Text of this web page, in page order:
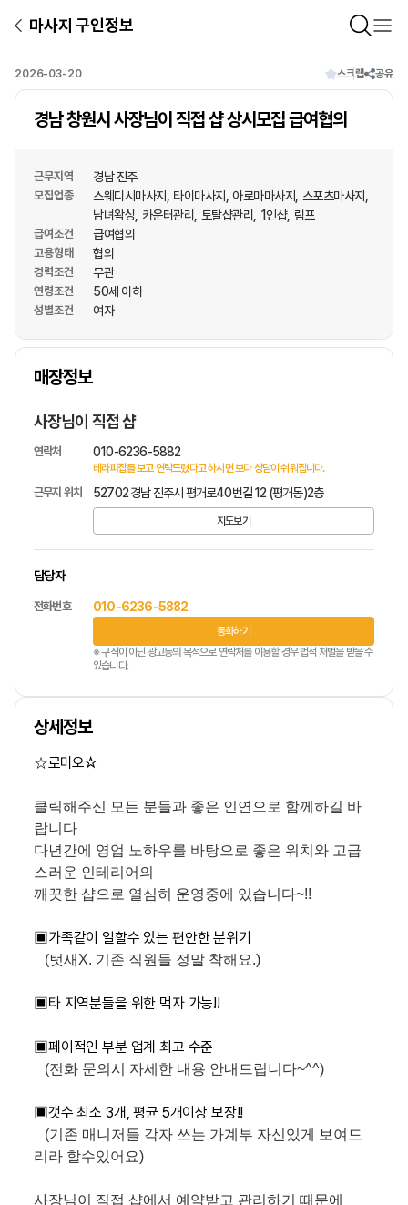
마사지 구인정보
2026-03-20 스크랩 공유
경남 창원시 사장님이 직접 샵 상시모집 급여협의
근무지역 경남 진주
모집업종 스웨디시마사지 타이마사지 아로마마사지
스포츠마사지
남녀왁싱 카운터관리 토탈샵관리 1인샵 림프
급여조건 급여협의
고용형태 협의
경력조건 무관
연령조건 50세 이하
성별조건 여자
매장정보
상호명
사장님이 직접 샵
연락처 010-6236-5882
테라피잡를 보고 연락드렸다고 하시면 보다 상담이 쉬워집니다.
근무지 위치 52702 경남 진주시 평거로40번길 12 (평거동)2층
지도보기
담당자
전화번호 010-6236-5882
통화하기
※ 구직이 아닌 광고등의 목적으로 연락처를 이용할 경우 법적 처벌을 받을 수
있습니다.
상세정보
☆로미오☆
클릭해주신 모든 분들과 좋은 인연으로 함께하길 바
랍니다
다년간에 영업 노하우를 바탕으로 좋은 위치와 고급
스러운 인테리어의
깨끗한 샵으로 열심히 운영중에 있습니다~!!
▣가족같이 일할수 있는 편안한 분위기
(텃새X. 기존 직원들 정말 착해요.)
▣타 지역분들을 위한 먹자 가능!!
▣페이적인 부분 업계 최고 수준
(전화 문의시 자세한 내용 안내드립니다~^^)
▣갯수 최소 3개, 평균 5개이상 보장!!
(기존 매니저들 각자 쓰는 가계부 자신있게 보여드
리라 할수있어요)
사장님이 직접 샵에서 예약받고 관리하기 때문에